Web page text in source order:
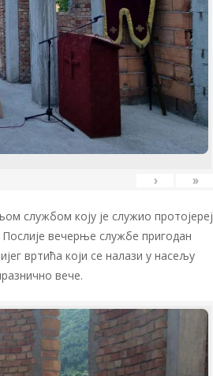
› »
службом коју је служио протојереј
вечерње службе пригодан
вртића који се налази у насељу
вече.